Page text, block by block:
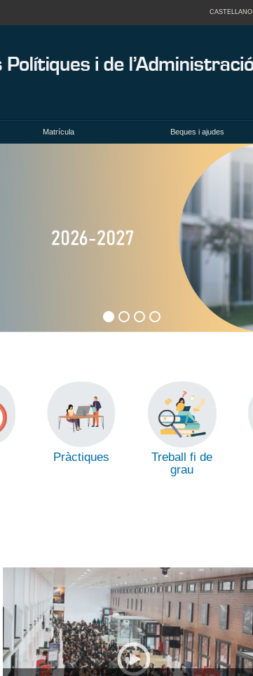
CASTELLANO
Matrícula Beques i ajudes
Pràctiques
Treball fi de
grau